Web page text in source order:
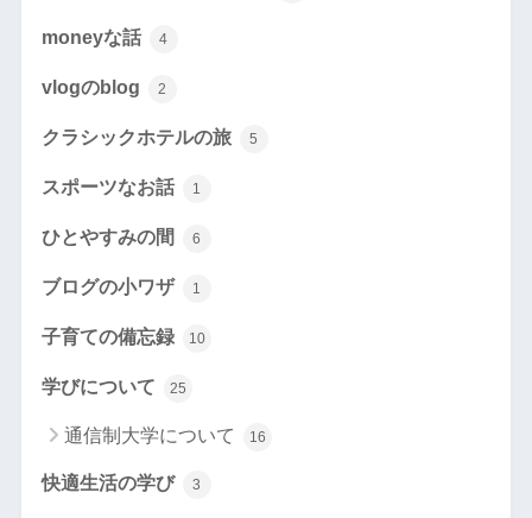
moneyな話 4
vlogのblog 2
クラシックホテルの旅 5
スポーツなお話 1
ひとやすみの間 6
ブログの小ワザ 1
子育ての備忘録 10
学びについて 25
通信制大学について 16
快適生活の学び 3